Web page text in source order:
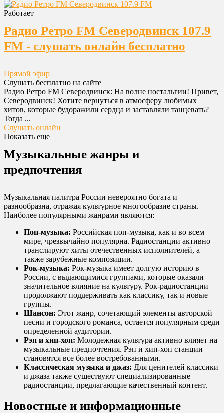
Работает
Радио Ретро FM Северодвинск 107.9
FM - слушать онлайн бесплатно
Прямой эфир
Слушать бесплатно на сайте
Радио Ретро FM Северодвинск: На волне ностальгии! Привет,
Северодвинск! Хотите вернуться в атмосферу любимых
хитов, которые будоражили сердца и заставляли танцевать?
Тогда ...
Слушать онлайн
Показать еще
Музыкальные жанры и
предпочтения
Музыкальная палитра России невероятно богата и
разнообразна, отражая культурное многообразие страны.
Наиболее популярными жанрами являются:
Поп-музыка: Российская поп-музыка, как и во всем
мире, чрезвычайно популярна. Радиостанции активно
транслируют хиты отечественных исполнителей, а
также зарубежные композиции.
Рок-музыка: Рок-музыка имеет долгую историю в
России, с выдающимися группами, которые оказали
значительное влияние на культуру. Рок-радиостанции
продолжают поддерживать как классику, так и новые
группы.
Шансон: Этот жанр, сочетающий элементы авторской
песни и городского романса, остается популярным среди
определенной аудитории.
Рэп и хип-хоп: Молодежная культура активно влияет на
музыкальные предпочтения. Рэп и хип-хоп станции
становятся все более востребованными.
Классическая музыка и джаз: Для ценителей классики
и джаза также существуют специализированные
радиостанции, предлагающие качественный контент.
Новостные и информационные